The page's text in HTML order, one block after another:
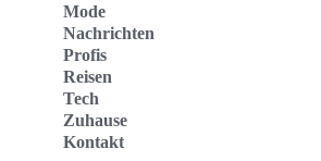
Mode
Nachrichten
Profis
Reisen
Tech
Zuhause
Kontakt